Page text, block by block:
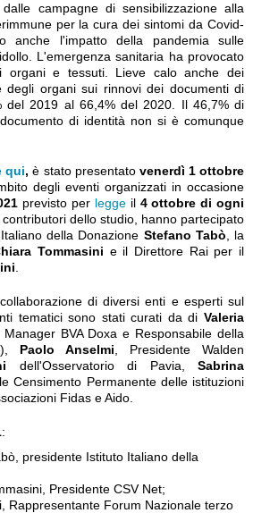
campagne di sensibilizzazione alla
per la cura dei sintomi da Covid-
anche l'impatto della pandemia sulle
L'emergenza sanitaria ha provocato
organi e tessuti. Lieve calo anche dei
degli organi sui rinnovi dei documenti di
del 2019 al 66,4% del 2020. Il 46,7% di
di identità non si è comunque
qui, è stato presentato venerdì 1 ottobre
degli eventi organizzati in occasione
previsto per leggeil 4 ottobre di ogni
contributori dello studio, hanno partecipato
della Donazione Stefano Tabò , la
Tommasini e il Direttore Rai per il
di diversi enti e esperti sul
tematici sono stati curati da di Valeria
BVA Doxa e Responsabile della
Paolo Anselmi , Presidente Walden
dell'Osservatorio di Pavia, Sabrina
Censimento Permanente delle istituzioni
Fidas e Aido.
:
presidente Istituto Italiano della
Presidente CSV Net;
Rappresentante Forum Nazionale terzo